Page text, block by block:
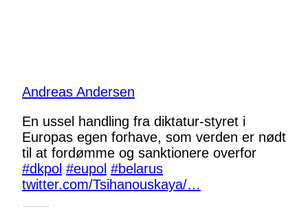
Andreas Andersen
En ussel handling fra diktatur-styret i
Europas egen forhave, som verden er nødt
til at fordømme og sanktionere overfor
#dkpol #eupol #belarus
twitter.com/Tsihanouskaya/…